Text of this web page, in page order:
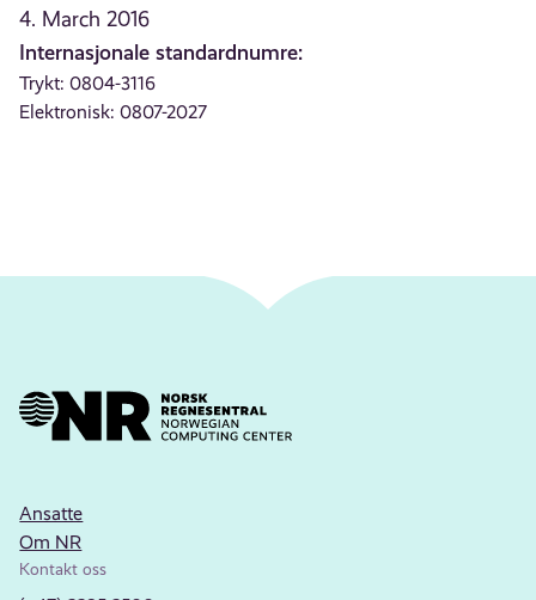
4. March 2016
Internasjonale standardnumre:
Trykt: 0804-3116
Elektronisk: 0807-2027
Ansatte
Om NR
Kontakt oss